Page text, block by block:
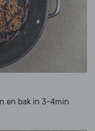
en bak in 3-4min